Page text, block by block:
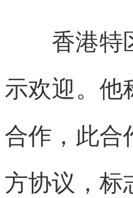
香港特区
示欢迎。他
合作，此合
方协议，标